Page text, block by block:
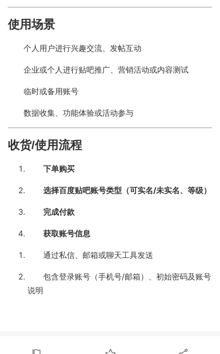
使用场景
个人用户进行兴趣交流、发帖互动
企业或个人进行贴吧推广、营销活动或内容测试
临时或备用账号
数据收集、功能体验或活动参与
收货/使用流程
下单购买
选择百度贴吧账号类型（可实名/未实名、等级）
完成付款
获取账号信息
通过私信、邮箱或聊天工具发送
包含登录账号（手机号/邮箱）、初始密码及账号
说明